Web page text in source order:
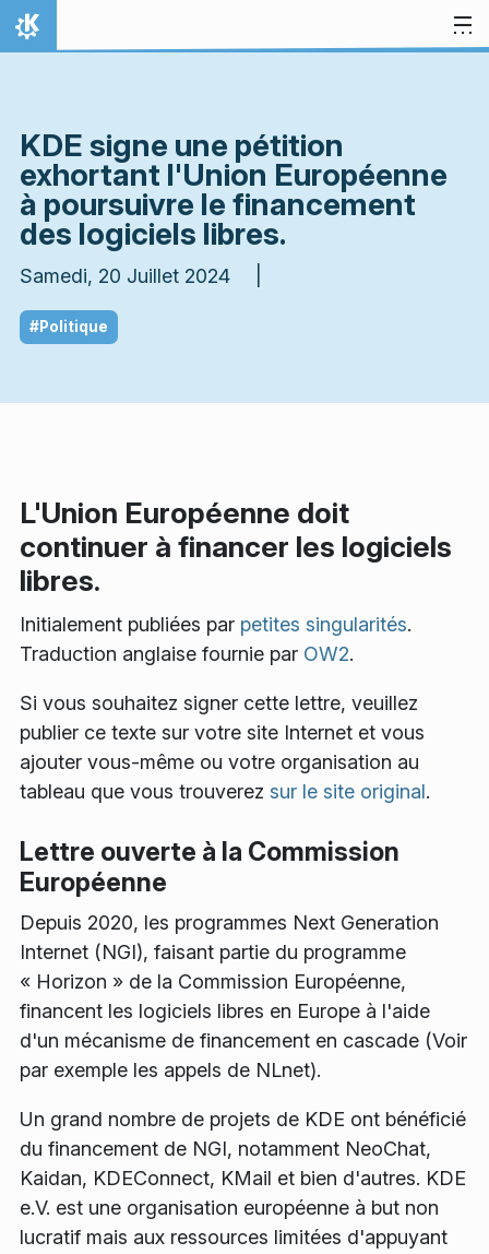
Aller directement au contenu
Accueil
KDE signe une pétition
exhortant l'Union Européenne
à poursuivre le financement
des logiciels libres.
Samedi, 20 Juillet 2024 |
#Politique
L'Union Européenne doit
continuer à financer les logiciels
libres.
Initialement publiées par petites singularités.
Traduction anglaise fournie par OW2.
Si vous souhaitez signer cette lettre, veuillez
publier ce texte sur votre site Internet et vous
ajouter vous-même ou votre organisation au
tableau que vous trouverez sur le site original.
Lettre ouverte à la Commission
Européenne
Depuis 2020, les programmes Next Generation
Internet (NGI), faisant partie du programme
« Horizon » de la Commission Européenne,
financent les logiciels libres en Europe à l'aide
d'un mécanisme de financement en cascade (Voir
par exemple les appels de NLnet).
Un grand nombre de projets de KDE ont bénéficié
du financement de NGI, notamment NeoChat,
Kaidan, KDEConnect, KMail et bien d'autres. KDE
e.V. est une organisation européenne à but non
lucratif mais aux ressources limitées d'appuyant